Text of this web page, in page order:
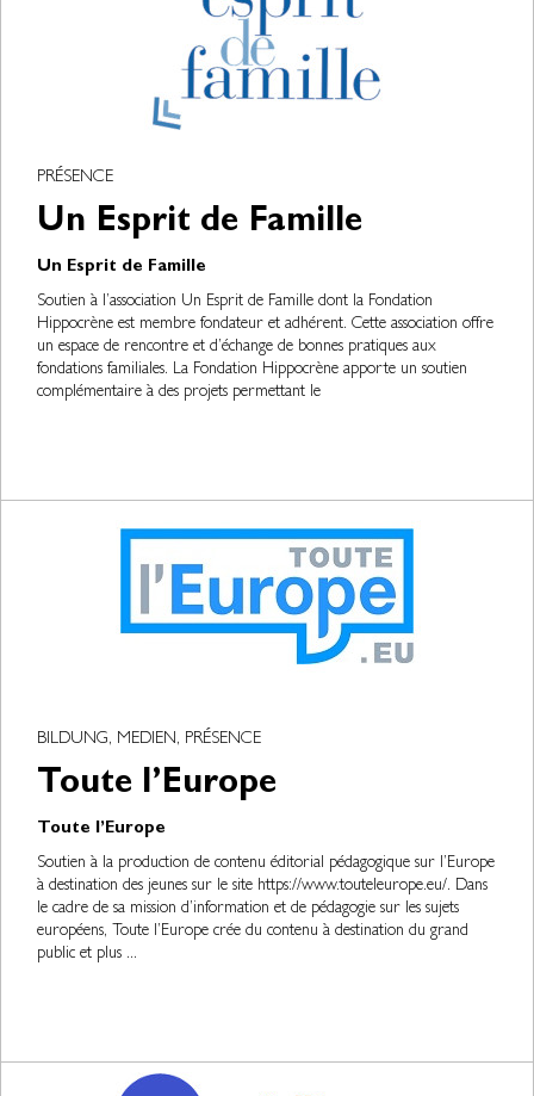
PRÉSENCE
Un Esprit de Famille
Un Esprit de Famille
Soutien à l’association Un Esprit de Famille dont la Fondation
Hippocrène est membre fondateur et adhérent. Cette association offre
un espace de rencontre et d’échange de bonnes pratiques aux
fondations familiales. La Fondation Hippocrène apporte un soutien
complémentaire à des projets permettant le
BILDUNG, MEDIEN, PRÉSENCE
Toute l’Europe
Toute l’Europe
Soutien à la production de contenu éditorial pédagogique sur l’Europe
à destination des jeunes sur le site https://www.touteleurope.eu/. Dans
le cadre de sa mission d’information et de pédagogie sur les sujets
européens, Toute l’Europe crée du contenu à destination du grand
public et plus ...